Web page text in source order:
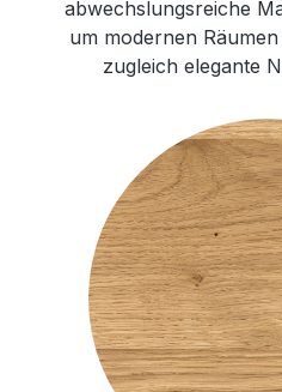
abwechslungsreiche
um modernen
zugleich elegante